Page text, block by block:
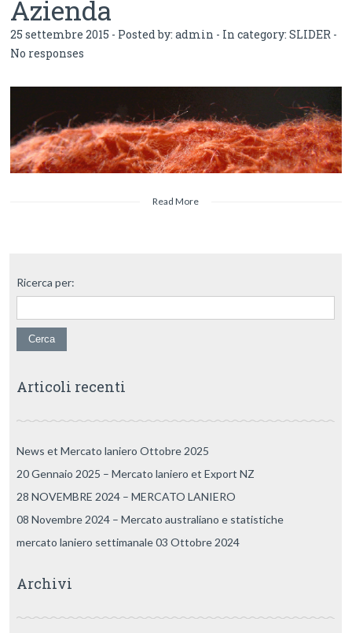
Azienda
25 settembre 2015 - Posted by:admin - In category:SLIDER -
No responses
Read More
Ricerca per:
Articoli recenti
News et Mercato laniero Ottobre 2025
20 Gennaio 2025 – Mercato laniero et Export NZ
28 NOVEMBRE 2024 – MERCATO LANIERO
08 Novembre 2024 – Mercato australiano e statistiche
mercato laniero settimanale 03 Ottobre 2024
Archivi